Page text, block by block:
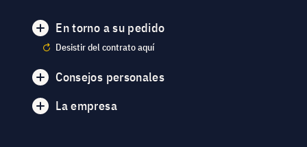
En torno a su pedido
Desistir del contrato aquí
Consejos personales
La empresa